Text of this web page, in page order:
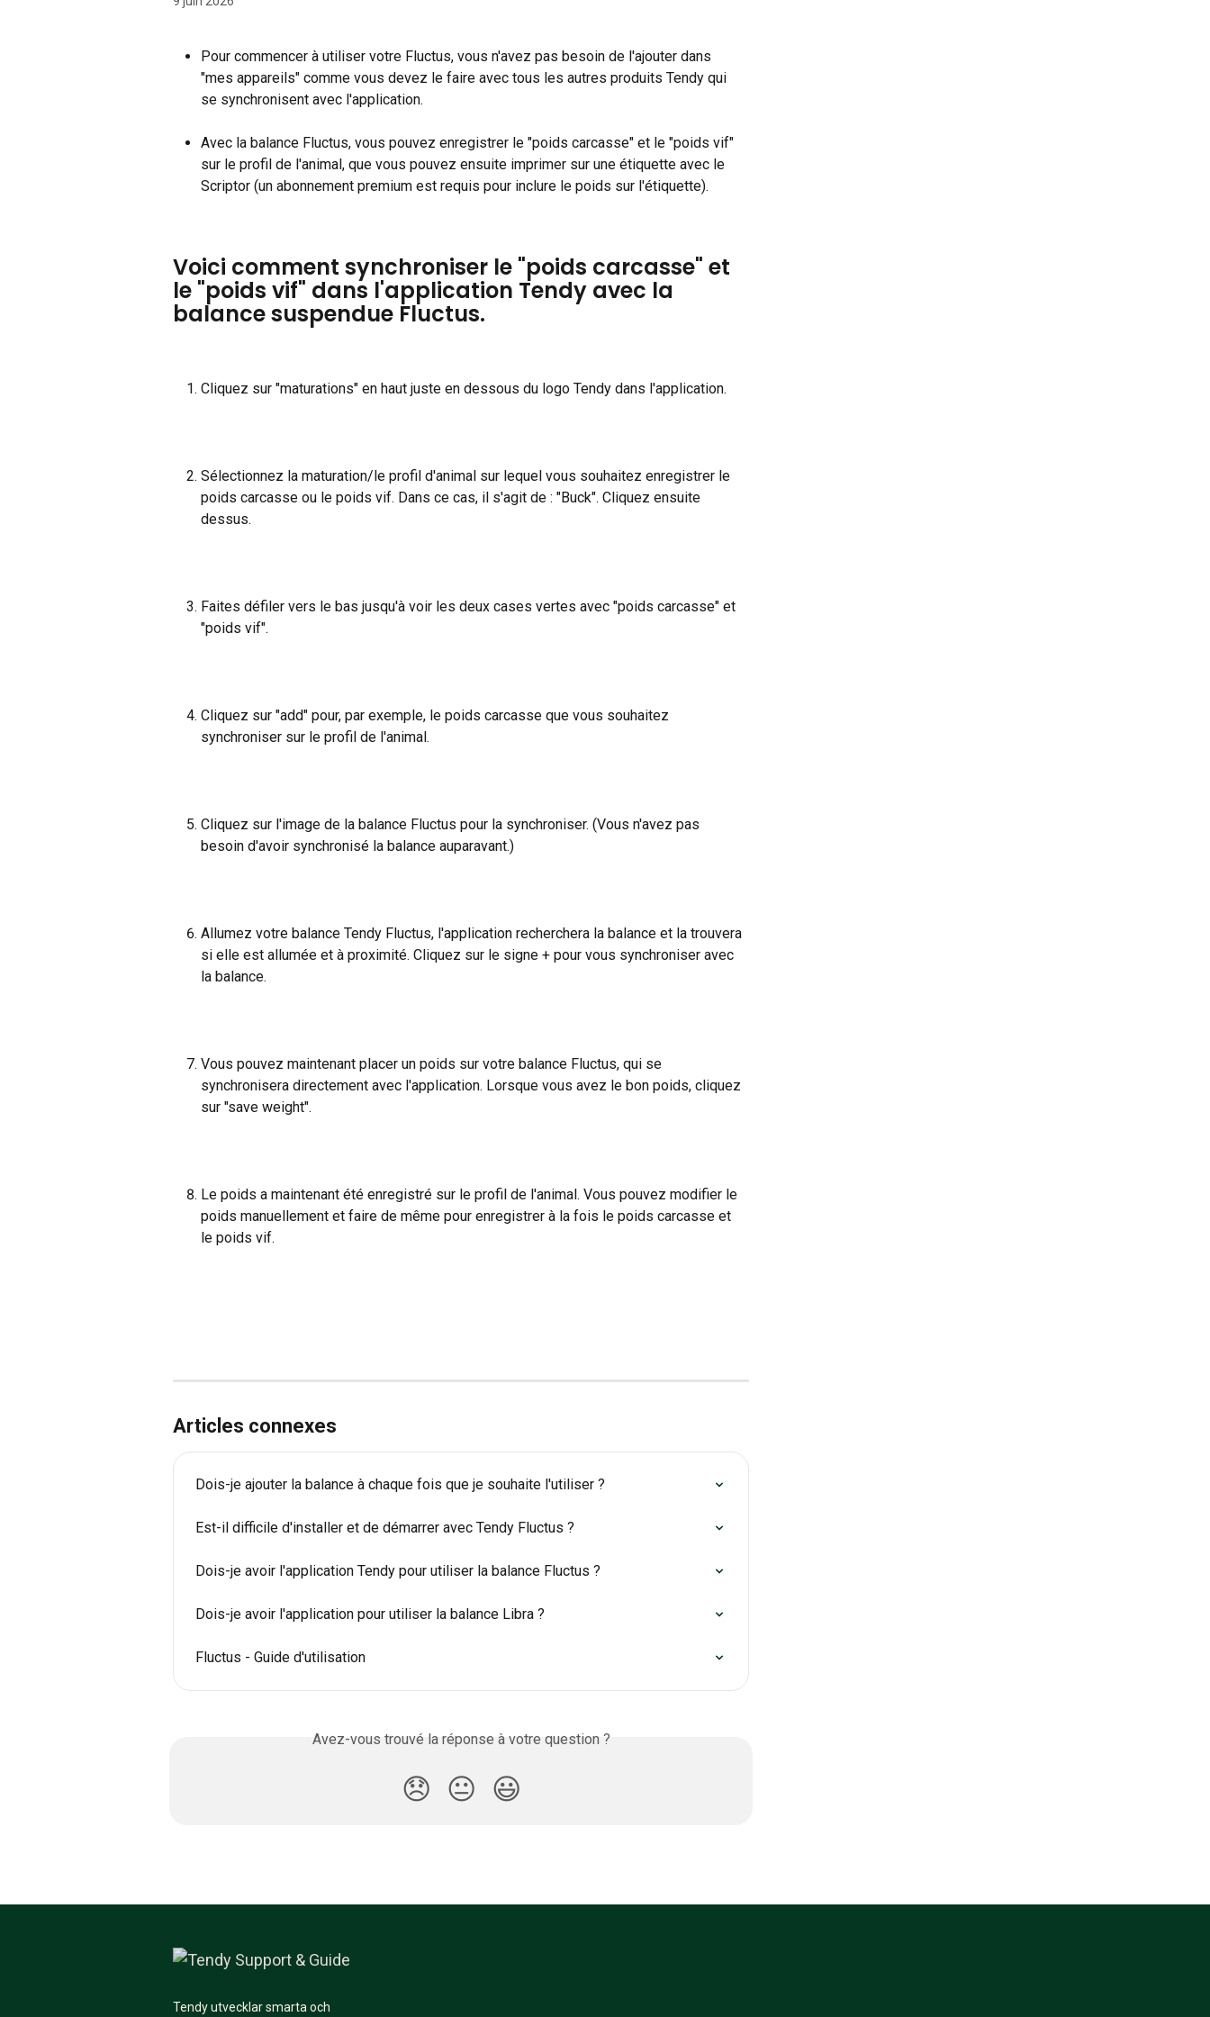
Pour commencer à utiliser votre Fluctus, vous n'avez pas besoin de l'ajouter dans
"mes appareils" comme vous devez le faire avec tous les autres produits Tendy qui
se synchronisent avec l'application.
Avec la balance Fluctus, vous pouvez enregistrer le "poids carcasse" et le "poids vif"
sur le profil de l'animal, que vous pouvez ensuite imprimer sur une étiquette avec le
Scriptor (un abonnement premium est requis pour inclure le poids sur l'étiquette).
Voici comment synchroniser le "poids carcasse" et
le "poids vif" dans l'application Tendy avec la
balance suspendue Fluctus.
Cliquez sur "maturations" en haut juste en dessous du logo Tendy dans l'application.
Sélectionnez la maturation/le profil d'animal sur lequel vous souhaitez enregistrer le
poids carcasse ou le poids vif. Dans ce cas, il s'agit de : "Buck". Cliquez ensuite
dessus.
Faites défiler vers le bas jusqu'à voir les deux cases vertes avec "poids carcasse" et
"poids vif".
Cliquez sur "add" pour, par exemple, le poids carcasse que vous souhaitez
synchroniser sur le profil de l'animal.
Cliquez sur l'image de la balance Fluctus pour la synchroniser. (Vous n'avez pas
besoin d'avoir synchronisé la balance auparavant.)
Allumez votre balance Tendy Fluctus, l'application recherchera la balance et la trouvera
si elle est allumée et à proximité. Cliquez sur le signe + pour vous synchroniser avec
la balance.
Vous pouvez maintenant placer un poids sur votre balance Fluctus, qui se
synchronisera directement avec l'application. Lorsque vous avez le bon poids, cliquez
sur "save weight".
Le poids a maintenant été enregistré sur le profil de l'animal. Vous pouvez modifier le
poids manuellement et faire de même pour enregistrer à la fois le poids carcasse et
le poids vif.
Articles connexes
Dois-je ajouter la balance à chaque fois que je souhaite l'utiliser ?
Est-il difficile d'installer et de démarrer avec Tendy Fluctus ?
Dois-je avoir l'application Tendy pour utiliser la balance Fluctus ?
Dois-je avoir l'application pour utiliser la balance Libra ?
Fluctus - Guide d'utilisation
Avez-vous trouvé la réponse à votre question ?
😞 😐 😃
Tendy utvecklar smarta och